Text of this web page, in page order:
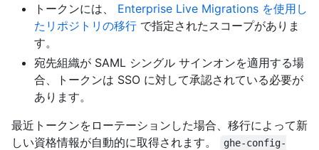
トークンには、 Enterprise Live Migrations を使用し
たリポジトリの移行 で指定されたスコープがありま
す。
宛先組織が SAML シングル サインオンを適用する場
合、トークンは SSO に対して承認されている必要が
あります。
最近トークンをローテーションした場合、移行によって新
しい資格情報が自動的に取得されます。
ghe-config-